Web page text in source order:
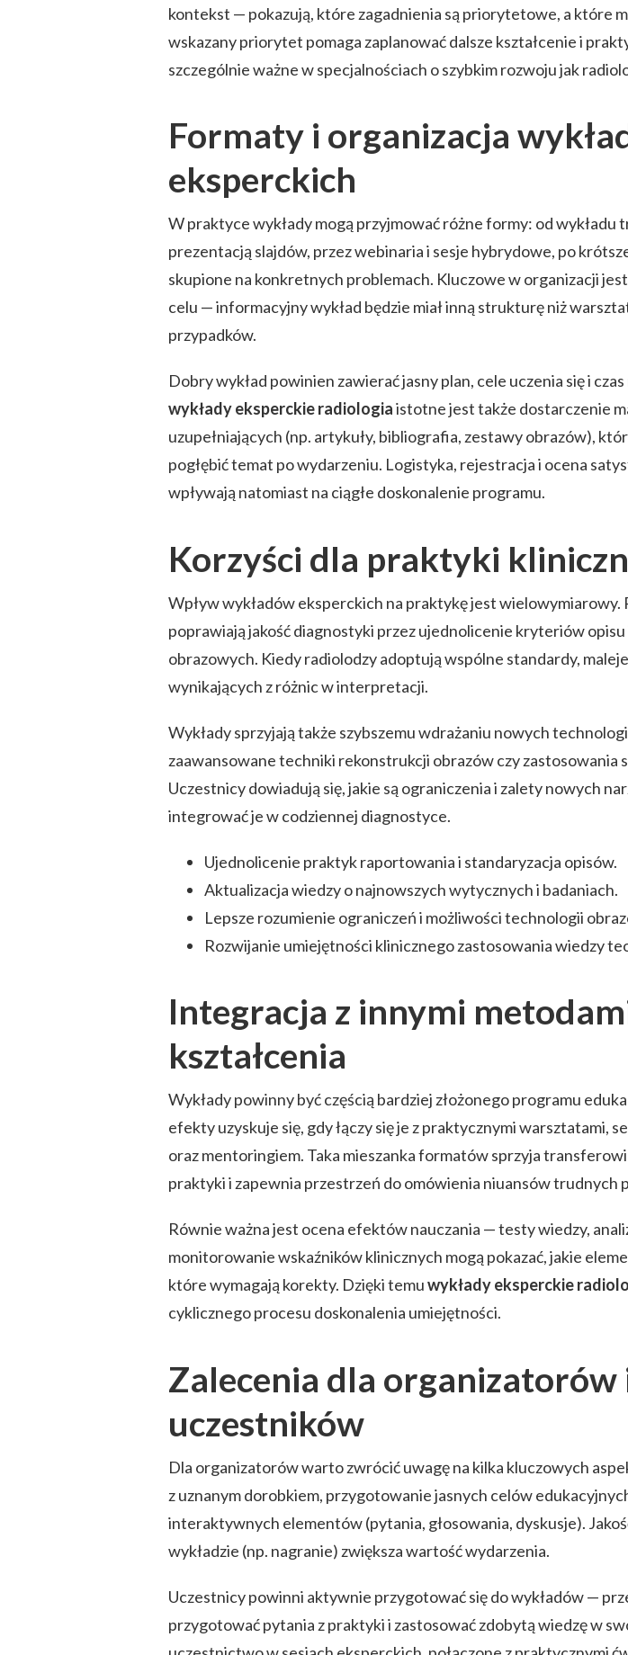
kontekst — pokazują, które zagadnienia są priorytetowe, a które
wskazany priorytet pomaga zaplanować dalsze kształcenie i
szczególnie ważne w specjalnościach o szybkim rozwoju jak
Formaty i organizacja
eksperckich
W praktyce wykłady mogą przyjmować różne formy: od wykładu
prezentacją slajdów, przez webinaria i sesje hybrydowe, po
skupione na konkretnych problemach. Kluczowe w organizacji
celu — informacyjny wykład będzie miał inną strukturę niż
przypadków.
Dobry wykład powinien zawierać jasny plan, cele uczenia się i
wykłady eksperckie radiologiaistotne jest także dostarczenie
uzupełniających (np. artykuły, bibliografia, zestawy obrazów),
pogłębić temat po wydarzeniu. Logistyka, rejestracja i ocena
wpływają natomiast na ciągłe doskonalenie programu.
Korzyści dla praktyki
Wpływ wykładów eksperckich na praktykę jest wielowymiarowy.
poprawiają jakość diagnostyki przez ujednolicenie kryteriów
obrazowych. Kiedy radiolodzy adoptują wspólne standardy,
wynikających z różnic w interpretacji.
Wykłady sprzyjają także szybszemu wdrażaniu nowych
zaawansowane techniki rekonstrukcji obrazów czy zastosowania
Uczestnicy dowiadują się, jakie są ograniczenia i zalety nowych
integrować je w codziennej diagnostyce.
Ujednolicenie praktyk raportowania i standaryzacja opisów.
Aktualizacja wiedzy o najnowszych wytycznych i badaniach.
Lepsze rozumienie ograniczeń i możliwości technologii
Rozwijanie umiejętności klinicznego zastosowania wiedzy
Integracja z innymi
kształcenia
Wykłady powinny być częścią bardziej złożonego programu
efekty uzyskuje się, gdy łączy się je z praktycznymi warsztatami,
oraz mentoringiem. Taka mieszanka formatów sprzyja
praktyki i zapewnia przestrzeń do omówienia niuansów trudnych
Równie ważna jest ocena efektów nauczania — testy wiedzy,
monitorowanie wskaźników klinicznych mogą pokazać, jakie
które wymagają korekty. Dzięki temuwykłady eksperckie
cyklicznego procesu doskonalenia umiejętności.
Zalecenia dla organizatorów
uczestników
Dla organizatorów warto zwrócić uwagę na kilka kluczowych
z uznanym dorobkiem, przygotowanie jasnych celów
interaktywnych elementów (pytania, głosowania, dyskusje).
wykładzie (np. nagranie) zwiększa wartość wydarzenia.
Uczestnicy powinni aktywnie przygotować się do wykładów —
przygotować pytania z praktyki i zastosować zdobytą wiedzę w